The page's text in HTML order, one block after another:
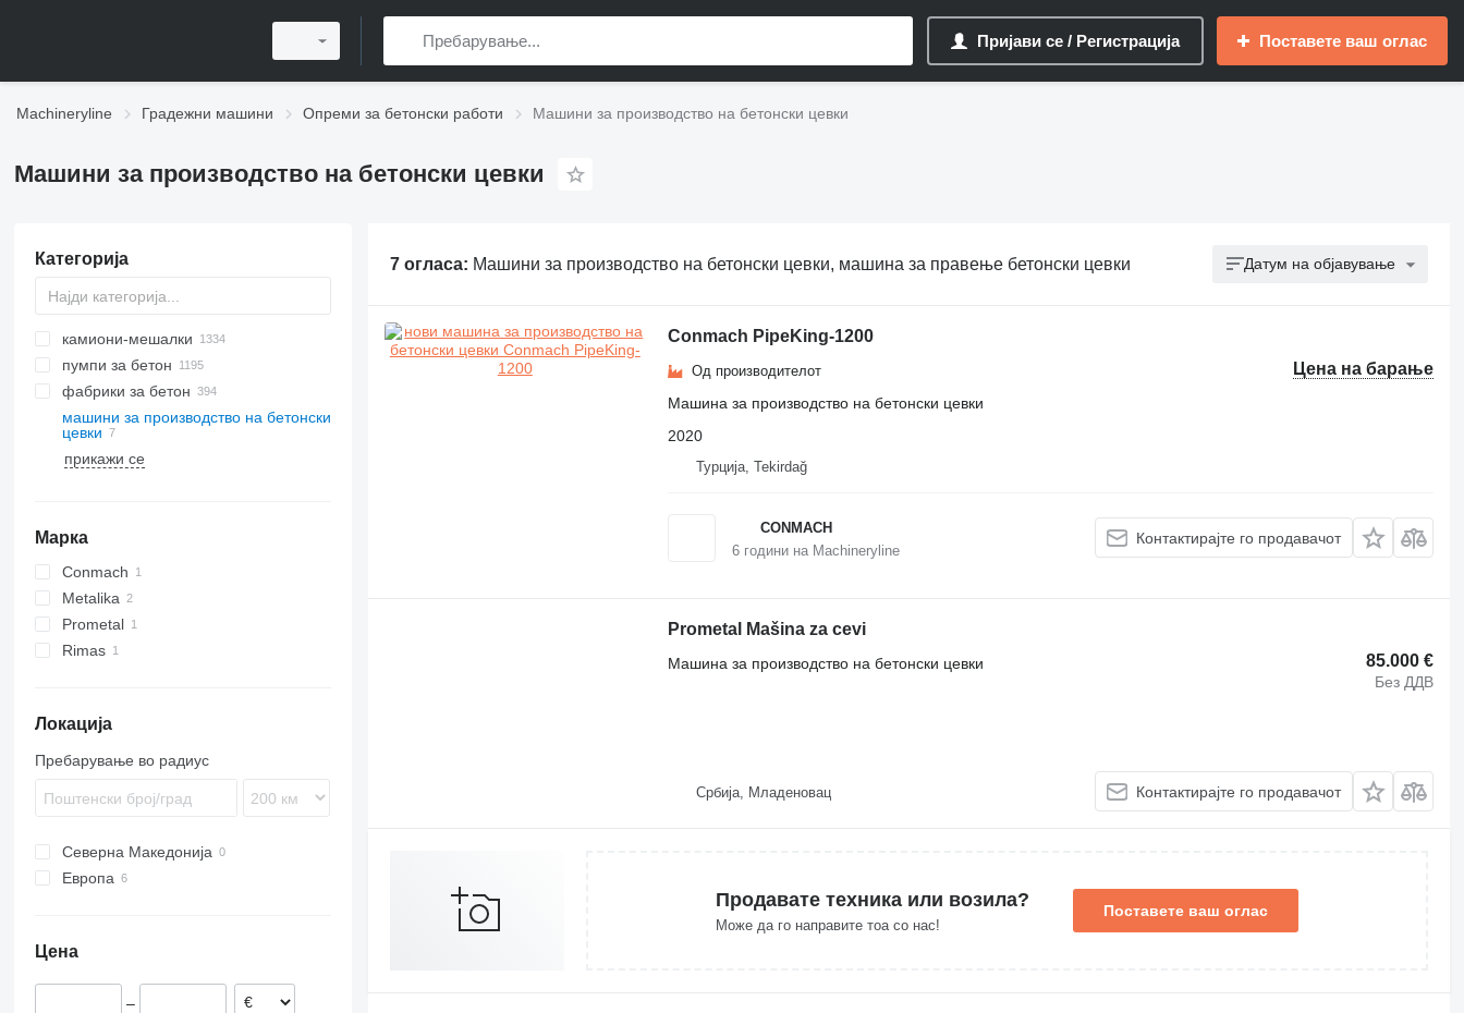
Пријави се / Регистрација Поставете ваш оглас
Machineryline Градежни машини Опреми за бетонски работи Машини за производство на бетонски цевки
Машини за производство на бетонски цевки
Категорија
камиони-мешалки
пумпи за бетон
фабрики за бетон
мобилни фабрики за бетон
стационарни фабрики за бетон
машини за производство на бетонски
цевки
прикажи се
Марка
Conmach
Metalika
Prometal
Rimas
Локација
Пребарување во радиус
Северна Македонија
Европа
Албанија
Цена
–
7 огласа: Машини за производство на бетонски цевки, машина за правење бетонски цевки Датум на објавување
Conmach PipeKing-1200
Цена на барање
Од производителот
Машина за производство на бетонски цевки
2020
Турција, Tekirdağ
CONMACH
6години на Machineryline
Контактирајте го продавачот
Prometal Mašina za cevi
85.000 €
Без ДДВ
Машина за производство на бетонски цевки
Србија, Младеновац Контактирајте го продавачот
Продавате техника или возила?
Може да го направите тоа со нас!
Поставете ваш оглас